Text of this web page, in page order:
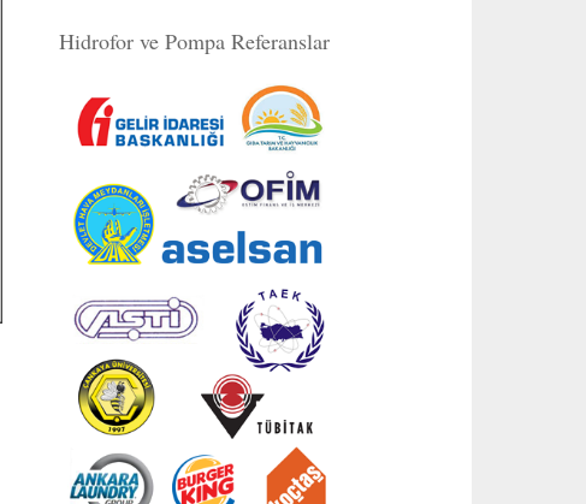
Hidrofor ve Pompa Referanslar